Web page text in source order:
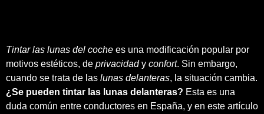
Tintar las lunas del coche es una modificación popular por
motivos estéticos, de privacidady confort. Sin embargo,
cuando se trata de las lunas delanteras, la situación cambia.
¿Se pueden tintar las lunas delanteras? Esta es una
duda común entre conductores en España, y en este artículo